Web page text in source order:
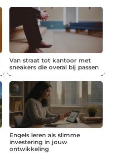
Van straat tot kantoor met
sneakers die overal bij passen
Engels leren als slimme
investering in jouw
ontwikkeling